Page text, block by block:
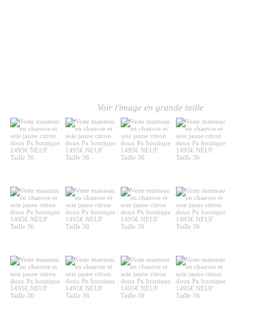
Voir l'image en grande taille